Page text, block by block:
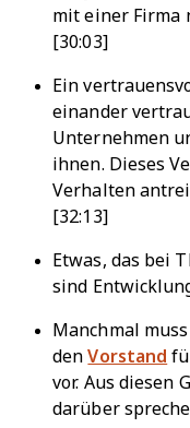
mit einer Firma
[30:03]
Ein
einander
Unternehmen
ihnen. Dieses
Verhalten
[32:13]
Etwas, das bei
sind
Manchmal
denVorstand
vor. Aus diesen
darüber